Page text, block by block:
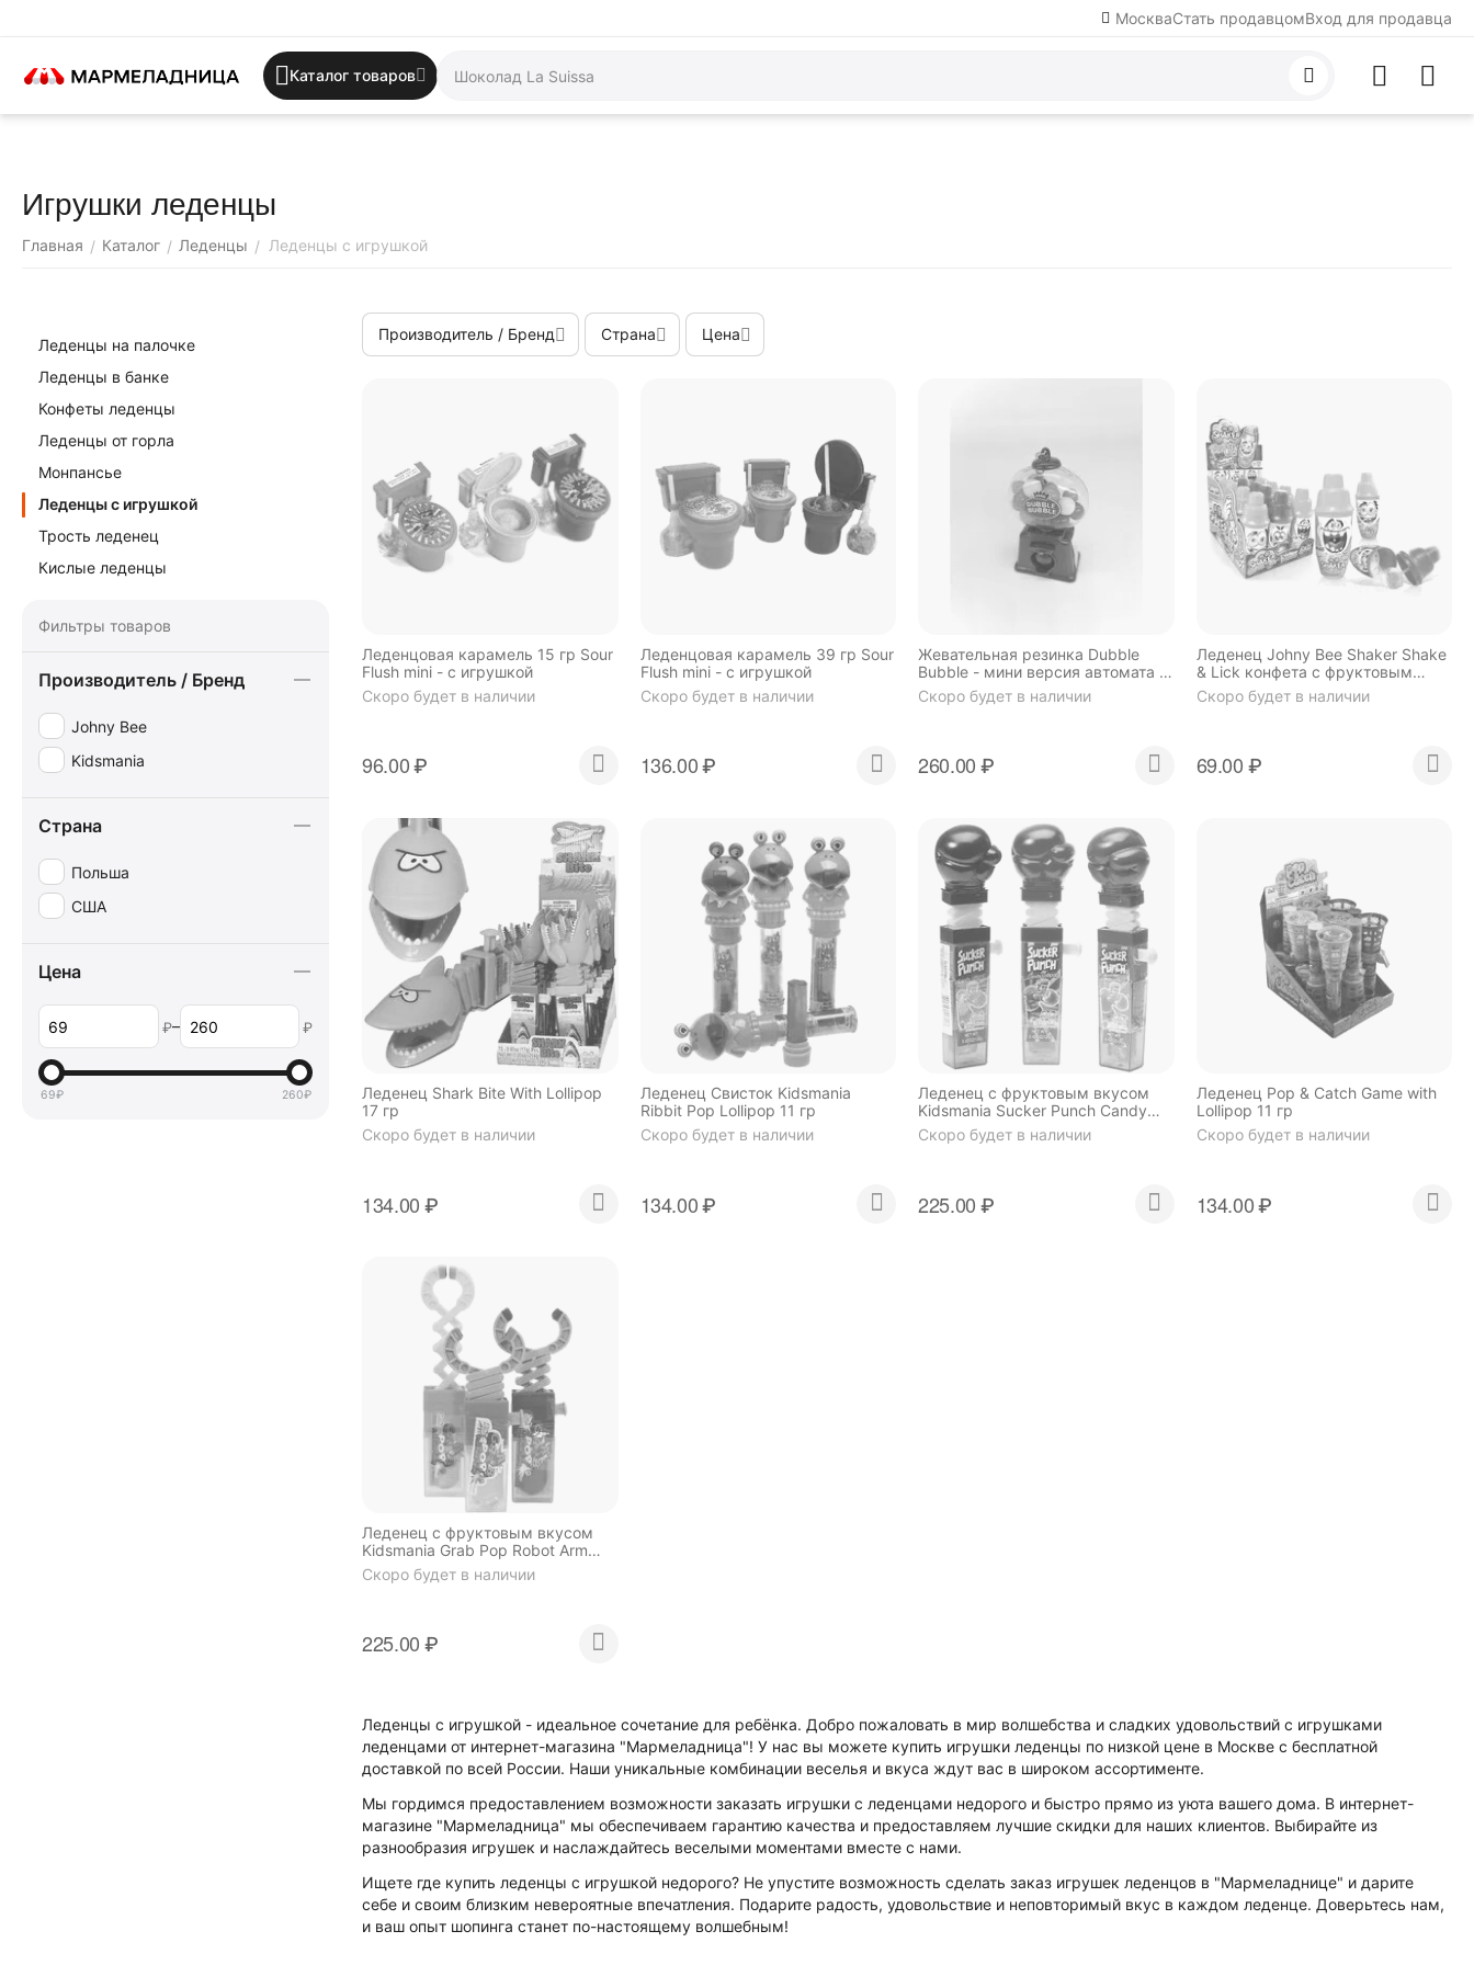
МоскваСтать продавцомВход для продавца
Каталог товаров
Игрушки леденцы
Главная / Каталог / Леденцы / Леденцы с игрушкой
Производитель / Бренд Страна Цена
Леденцы с игрушкой - идеальное сочетание для ребёнка. Добро пожаловать в мир волшебства и сладких удовольствий с игрушками
леденцами от интернет-магазина "Мармеладница"! У нас вы можете купить игрушки леденцы по низкой цене в Москве с бесплатной
доставкой по всей России. Наши уникальные комбинации веселья и вкуса ждут вас в широком ассортименте.
Мы гордимся предоставлением возможности заказать игрушки с леденцами недорого и быстро прямо из уюта вашего дома. В интернет-
магазине "Мармеладница" мы обеспечиваем гарантию качества и предоставляем лучшие скидки для наших клиентов. Выбирайте из
разнообразия игрушек и наслаждайтесь веселыми моментами вместе с нами.
Ищете где купить леденцы с игрушкой недорого? Не упустите возможность сделать заказ игрушек леденцов в "Мармеладнице" и дарите
себе и своим близким невероятные впечатления. Подарите радость, удовольствие и неповторимый вкус в каждом леденце. Доверьтесь нам,
и ваш опыт шопинга станет по-настоящему волшебным!
Леденцовая карамель 15 гр Sour
Flush mini - с игрушкой
Скоро будет в наличии
96.00₽
Леденцовая карамель 39 гр Sour
Flush mini - с игрушкой
Скоро будет в наличии
136.00₽
Жевательная резинка Dubble
Bubble - мини версия автомата с
жвачкой
Скоро будет в наличии
260.00₽
Леденец Johny Bee Shaker Shake
& Lick конфета с фруктовым
вкусом и пудрой 35 гр
Скоро будет в наличии
69.00₽
Леденец Shark Bite With Lollipop
17 гр
Скоро будет в наличии
134.00₽
Леденец Свисток Kidsmania
Ribbit Pop Lollipop 11 гр
Скоро будет в наличии
134.00₽
Леденец с фруктовым вкусом
Kidsmania Sucker Punch Candy
Lollipop 12 гр
Скоро будет в наличии
225.00₽
Леденец Pop & Catch Game with
Lollipop 11 гр
Скоро будет в наличии
134.00₽
Леденец с фруктовым вкусом
Kidsmania Grab Pop Robot Arm
Lollipops 17 гр
Скоро будет в наличии
225.00₽
Леденцы на палочке
Леденцы в банке
Конфеты леденцы
Леденцы от горла
Монпансье
Леденцы с игрушкой
Трость леденец
Кислые леденцы
Фильтры товаров
Производитель / Бренд
Johny Bee
Kidsmania
Страна
Польша
США
Цена
₽– ₽
69₽ 260₽